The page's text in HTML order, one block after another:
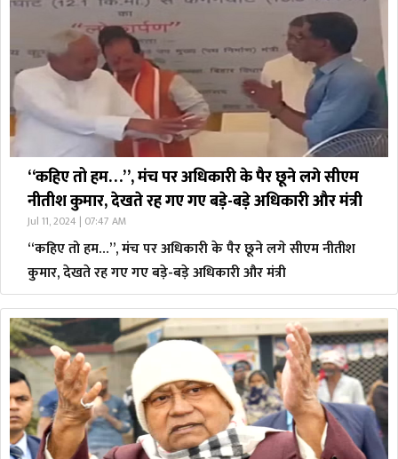
“कहिए तो हम…”, मंच पर अधिकारी के पैर छूने लगे सीएम
नीतीश कुमार, देखते रह गए गए बड़े-बड़े अधिकारी और मंत्री
Jul 11, 2024 | 07:47 AM
“कहिए तो हम…”, मंच पर अधिकारी के पैर छूने लगे सीएम नीतीश
कुमार, देखते रह गए गए बड़े-बड़े अधिकारी और मंत्री